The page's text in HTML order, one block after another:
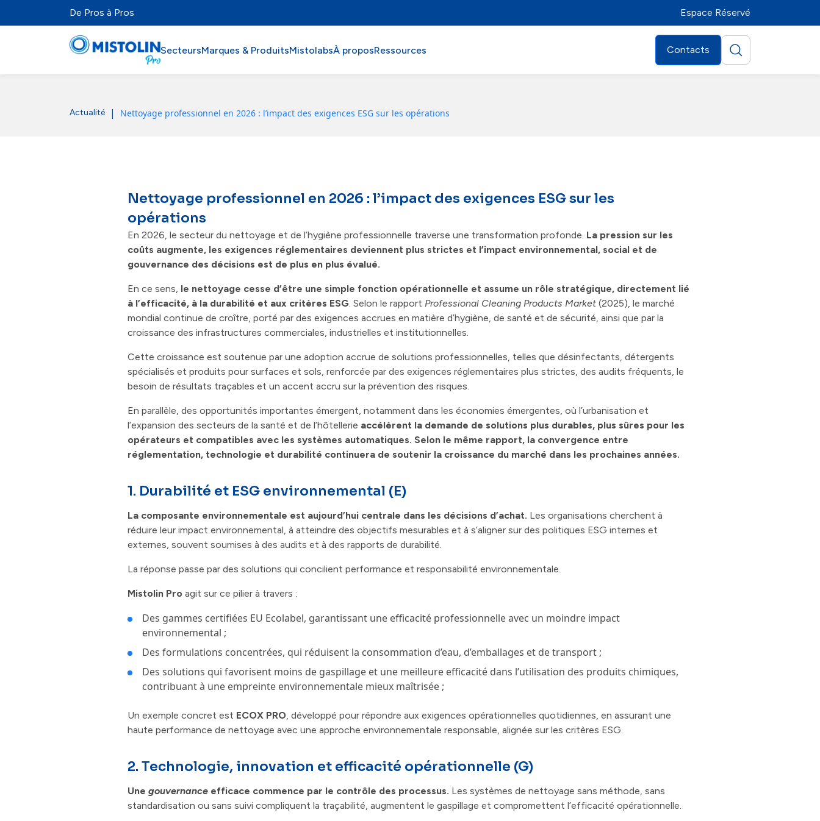
De Pros à Pros Espace Réservé
SecteursMarques & ProduitsMistolabsÀ proposRessources Contacts
Contacts
Actualité | Nettoyage professionnel en 2026 : l’impact des exigences ESG sur les opérations
Nettoyage professionnel en 2026 : l’impact des exigences ESG sur les
opérations
En 2026, le secteur du nettoyage et de l’hygiène professionnelle traverse une transformation profonde. La pression sur les
coûts augmente, les exigences réglementaires deviennent plus strictes et l’impact environnemental, social et de
gouvernance des décisions est de plus en plus évalué.
En ce sens, le nettoyage cesse d’être une simple fonction opérationnelle et assume un rôle stratégique, directement lié
à l’efficacité, à la durabilité et aux critères ESG . Selon le rapport Professional Cleaning Products Market (2025), le marché
mondial continue de croître, porté par des exigences accrues en matière d’hygiène, de santé et de sécurité, ainsi que par la
croissance des infrastructures commerciales, industrielles et institutionnelles.
Cette croissance est soutenue par une adoption accrue de solutions professionnelles, telles que désinfectants, détergents
spécialisés et produits pour surfaces et sols, renforcée par des exigences réglementaires plus strictes, des audits fréquents, le
besoin de résultats traçables et un accent accru sur la prévention des risques.
En parallèle, des opportunités importantes émergent, notamment dans les économies émergentes, où l’urbanisation et
l’expansion des secteurs de la santé et de l’hôtellerie accélèrent la demande de solutions plus durables, plus sûres pour les
opérateurs et compatibles avec les systèmes automatiques. Selon le même rapport, la convergence entre
réglementation, technologie et durabilité continuera de soutenir la croissance du marché dans les prochaines années.
1. Durabilité et ESG environnemental (E)
La composante environnementale est aujourd’hui centrale dans les décisions d’achat. Les organisations cherchent à
réduire leur impact environnemental, à atteindre des objectifs mesurables et à s’aligner sur des politiques ESG internes et
externes, souvent soumises à des audits et à des rapports de durabilité.
La réponse passe par des solutions qui concilient performance et responsabilité environnementale.
Mistolin Pro agit sur ce pilier à travers :
Des gammes certifiées EU Ecolabel, garantissant une efficacité professionnelle avec un moindre impact
environnemental ;
Des formulations concentrées, qui réduisent la consommation d’eau, d’emballages et de transport ;
Des solutions qui favorisent moins de gaspillage et une meilleure efficacité dans l’utilisation des produits chimiques,
contribuant à une empreinte environnementale mieux maîtrisée ;
Un exemple concret est ECOX PRO , développé pour répondre aux exigences opérationnelles quotidiennes, en assurant une
haute performance de nettoyage avec une approche environnementale responsable, alignée sur les critères ESG.
2. Technologie, innovation et efficacité opérationnelle (G)
Une gouvernance efficace commence par le contrôle des processus. Les systèmes de nettoyage sans méthode, sans
standardisation ou sans suivi compliquent la traçabilité, augmentent le gaspillage et compromettent l’efficacité opérationnelle.